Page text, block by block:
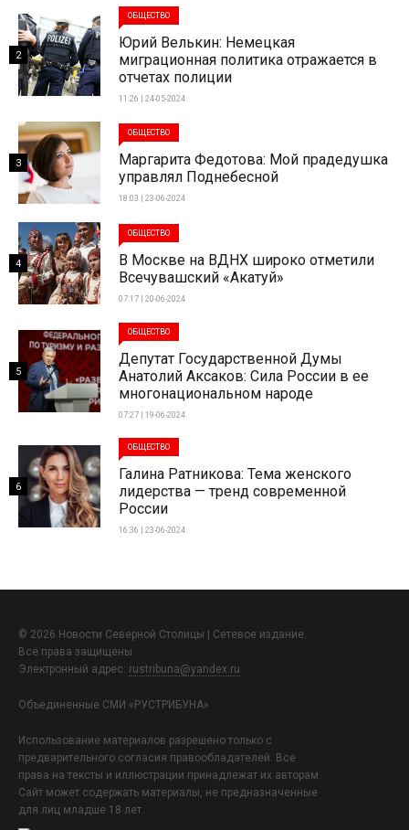
ОБЩЕСТВО
Юрий Велькин: Немецкая
миграционная политика отражается в
отчетах полиции
11:26 | 24-05-2024
2
ОБЩЕСТВО
Маргарита Федотова: Мой прадедушка
управлял Поднебесной
18:03 | 23-06-2024
3
ОБЩЕСТВО
В Москве на ВДНХ широко отметили
Всечувашский «Акатуй»
07:17 | 20-06-2024
4
ОБЩЕСТВО
Депутат Государственной Думы
Анатолий Аксаков: Сила России в ее
многонациональном народе
07:27 | 19-06-2024
5
ОБЩЕСТВО
Галина Ратникова: Тема женского
лидерства — тренд современной
России
16:36 | 23-06-2024
6
© 2026 Новости Северной Столицы | Сетевое издание.
Все права защищены.
Электронный адрес: rustribuna@yandex.ru
Объединенные СМИ «РУСТРИБУНА»
Использование материалов разрешено только с
предварительного согласия правообладателей. Все
права на тексты и иллюстрации принадлежат их авторам.
Сайт может содержать материалы, не предназначенные
для лиц младше 18 лет.